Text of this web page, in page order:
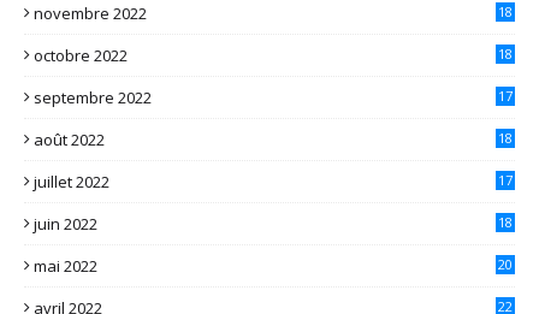
novembre 2022 18
octobre 2022 18
septembre 2022 17
août 2022 18
juillet 2022 17
juin 2022 18
mai 2022 20
avril 2022 22